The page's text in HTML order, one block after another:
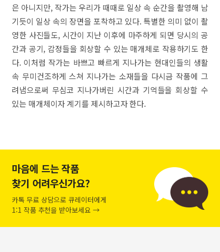
은 아니지만, 작가는 우리가 때때로 일상 속 순간을 촬영해 남
기듯이 일상 속의 장면을 포착하고 있다. 특별한 의미 없이 촬
영한 사진들도, 시간이 지난 이후에 마주하게 되면 당시의 공
간과 공기, 감정들을 회상할 수 있는 매개체로 작용하기도 한
다. 이처럼 작가는 바쁘고 빠르게 지나가는 현대인들의 생활
속 무미건조하게 스쳐 지나가는 소재들을 다시금 작품에 그
려냄으로써 무심코 지나가버린 시간과 기억들을 회상할 수
있는 매개체이자 계기를 제시하고자 한다.
마음에 드는 작품
찾기 어려우신가요?
카톡 무료 상담으로 큐레이터에게
1:1 작품 추천을 받아보세요 →